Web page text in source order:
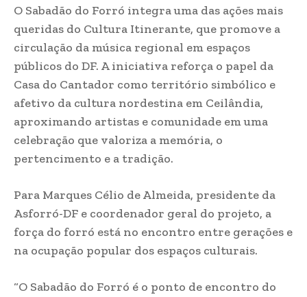
O Sabadão do Forró integra uma das ações mais
queridas do Cultura Itinerante, que promove a
circulação da música regional em espaços
públicos do DF. A iniciativa reforça o papel da
Casa do Cantador como território simbólico e
afetivo da cultura nordestina em Ceilândia,
aproximando artistas e comunidade em uma
celebração que valoriza a memória, o
pertencimento e a tradição.
Para Marques Célio de Almeida, presidente da
Asforró-DF e coordenador geral do projeto, a
força do forró está no encontro entre gerações e
na ocupação popular dos espaços culturais.
“O Sabadão do Forró é o ponto de encontro do